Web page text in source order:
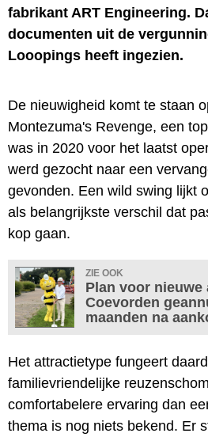
fabrikant ART Engineering.
documenten uit de
Looopings heeft ingezien.
De nieuwigheid komt te staan
Montezuma's Revenge, een
was in 2020 voor het laatst
werd gezocht naar een
gevonden. Een wild swing lijkt
als belangrijkste verschil dat
kop gaan.
ZIE OOK
Plan voor
Coevorden
maanden na
Het attractietype fungeert
familievriendelijke
comfortabelere ervaring dan
thema is nog niets bekend. Er